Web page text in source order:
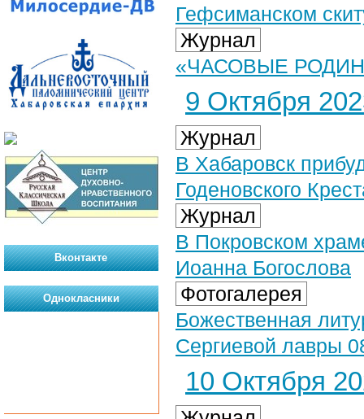
Гефсиманском
Журнал
«ЧАСОВЫЕ
9 Октября
Журнал
В Хабаровск
Годеновского
Журнал
В Покровском
Иоанна Богослова
Фотогалерея
Божественная
Сергиевой лавры
10 Октября
Вконтакте
Однокласники